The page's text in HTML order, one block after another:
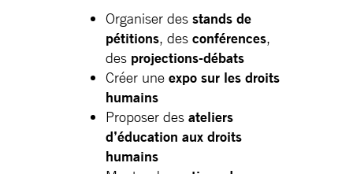
Organiser des stands de
pétitions, des conférences,
des projections-débats
Créer une expo sur les droits
humains
Proposer des ateliers
d’éducation aux droits
humains